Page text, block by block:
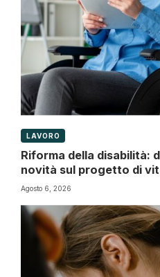
LAVORO
Riforma della disabilità:
novità sul progetto di
Agosto 6, 2026